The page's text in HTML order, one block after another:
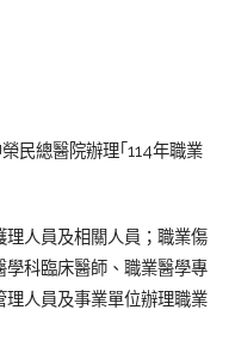
民總醫院辦理｢114年職業
人員及相關人員；職業傷
科臨床醫師、職業醫學專
人員及事業單位辦理職業